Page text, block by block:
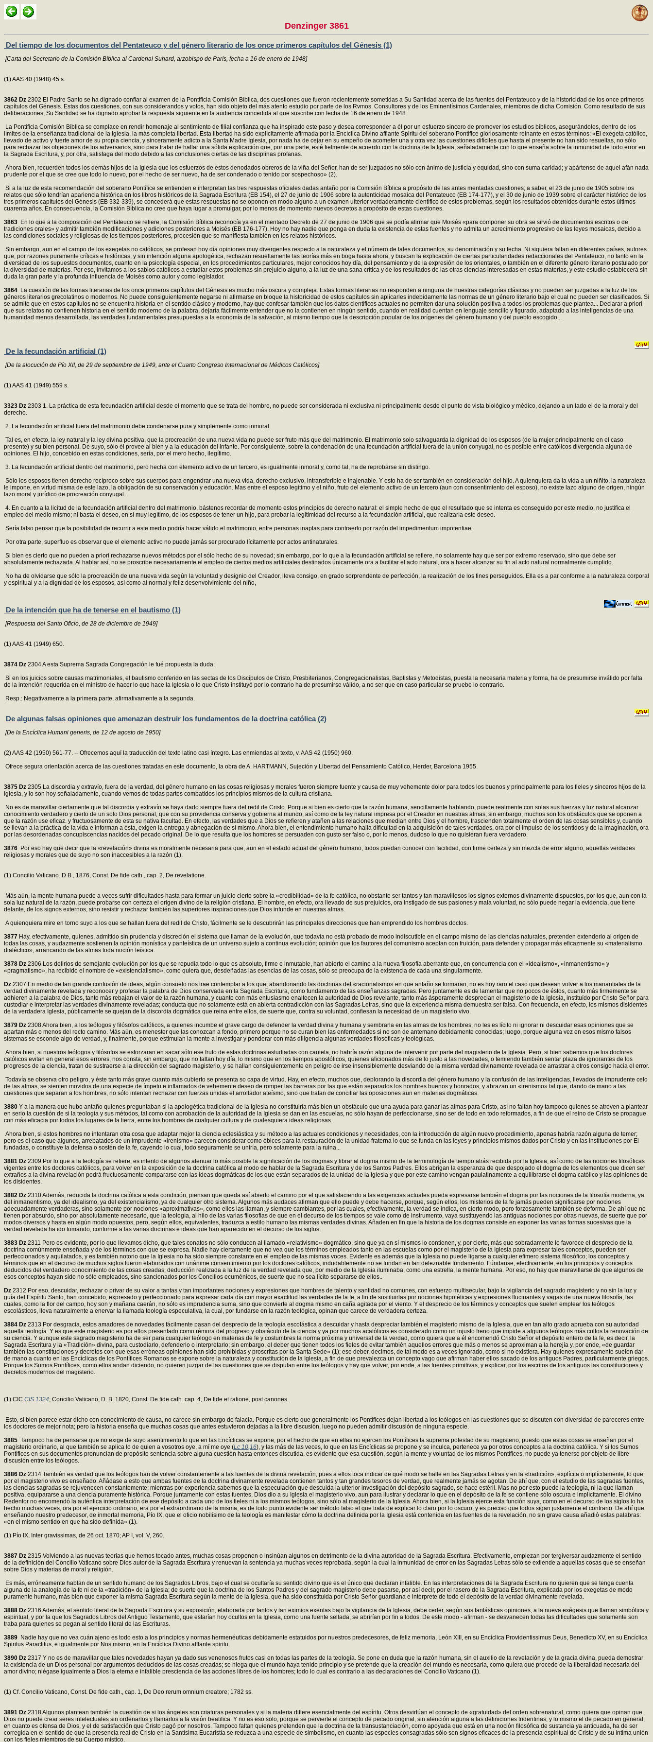
Denzinger 3861
Del tiempo de los documentos del Pentateuco y del género literario de los once primeros capítulos del Génesis (1)
[Carta del Secretario de la Comisión Bíblica al Cardenal Suhard, arzobispo de París, fecha a 16 de enero de 1948]
(1) AAS 40 (1948) 45 s.
3862 Dz 2302 El Padre Santo se ha dignado confiar al examen de la Pontificia Comisión Bíblica, dos cuestiones que fueron recientemente sometidas a Su Santidad acerca de las fuentes del Pentateuco y de la historicidad de los once primeros
capítulos del Génesis. Estas dos cuestiones, con sus considerandos y votos, han sido objeto del más atento estudio por parte de los Rvmos. Consultores y de los Eminentísimos Cardenales, miembros de dicha Comisión. Como resultado de sus
deliberaciones, Su Santidad se ha dignado aprobar la respuesta siguiente en la audiencia concedida al que suscribe con fecha de 16 de enero de 1948.
La Pontificia Comisión Bíblica se complace en rendir homenaje al sentimiento de filial confianza que ha inspirado este paso y desea corresponder a él por un esfuerzo sincero de promover los estudios bíblicos, asegurándoles, dentro de los
límites de la enseñanza tradicional de la Iglesia, la más completa libertad. Esta libertad ha sido explícitamente afirmada por la Encíclica Divino afflante Spiritu del soberano Pontífice gloriosamente reinante en estos términos: «El exegeta católico,
llevado de activo y fuerte amor de su propia ciencia, y sinceramente adicto a la Santa Madre Iglesia, por nada ha de cejar en su empeño de acometer una y otra vez las cuestiones difíciles que hasta el presente no han sido resueltas, no sólo
para rechazar las objeciones de los adversarios, sino para tratar de hallar una sólida explicación que, por una parte, esté fielmente de acuerdo con la doctrina de la Iglesia, señaladamente con lo que enseña sobre la inmunidad de todo error en
la Sagrada Escritura, y, por otra, satisfaga del modo debido a las conclusiones ciertas de las disciplinas profanas.
Ahora bien, recuerden todos los demás hijos de la Iglesia que los esfuerzos de estos denodados obreros de la viña del Señor, han de ser juzgados no sólo con ánimo de justicia y equidad, sino con suma caridad; y apártense de aquel afán nada
prudente por el que se cree que todo lo nuevo, por el hecho de ser nuevo, ha de ser condenado o tenido por sospechoso» (2).
Si a la luz de esta recomendación del soberano Pontífice se entienden e interpretan las tres respuestas oficiales dadas antaño por la Comisión Bíblica a propósito de las antes mentadas cuestiones; a saber, el 23 de junio de 1905 sobre los
relatos que sólo tendrían apariencia histórica en los libros históricos de la Sagrada Escritura (EB 154), el 27 de junio de 1906 sobre la autenticidad mosaica del Pentateuco (EB 174-177), y el 30 de junio de 1939 sobre el carácter histórico de los
tres primeros capítulos del Génesis (EB 332-339), se concederá que estas respuestas no se oponen en modo alguno a un examen ulterior verdaderamente científico de estos problemas, según los resultados obtenidos durante estos últimos
cuarenta años. En consecuencia, la Comisión Bíblica no cree que haya lugar a promulgar, por lo menos de momento nuevos decretos a propósito de estas cuestiones.
3863 En lo que a la composición del Pentateuco se refiere, la Comisión Bíblica reconocía ya en el mentado Decreto de 27 de junio de 1906 que se podía afirmar que Moisés «para componer su obra se sirvió de documentos escritos o de
tradiciones orales» y admitir también modificaciones y adiciones posteriores a Moisés (EB 176-177). Hoy no hay nadie que ponga en duda la existencia de estas fuentes y no admita un acrecimiento progresivo de las leyes mosaicas, debido a
las condiciones sociales y religiosas de los tiempos posteriores, procesión que se manifiesta también en los relatos históricos.
Sin embargo, aun en el campo de los exegetas no católicos, se profesan hoy día opiniones muy divergentes respecto a la naturaleza y el número de tales documentos, su denominación y su fecha. Ni siquiera faltan en diferentes países, autores
que, por razones puramente críticas e históricas, y sin intención alguna apologética, rechazan resueltamente las teorías más en boga hasta ahora, y buscan la explicación de ciertas particularidades redaccionales del Pentateuco, no tanto en la
diversidad de los supuestos documentos, cuanto en la psicología especial, en los procedimientos particulares, mejor conocidos hoy día, del pensamiento y de la expresión de los orientales, o también en el diferente género literario postulado por
la diversidad de materias. Por eso, invitamos a los sabios católicos a estudiar estos problemas sin prejuicio alguno, a la luz de una sana crítica y de los resultados de las otras ciencias interesadas en estas materias, y este estudio establecerá sin
duda la gran parte y la profunda influencia de Moisés como autor y como legislador.
3864 La cuestión de las formas literarias de los once primeros capítulos del Génesis es mucho más oscura y compleja. Estas formas literarias no responden a ninguna de nuestras categorías clásicas y no pueden ser juzgadas a la luz de los
géneros literarios grecolatinos o modernos. No puede consiguientemente negarse ni afirmarse en bloque la historicidad de estos capítulos sin aplicarles indebidamente las normas de un género literario bajo el cual no pueden ser clasificados. Si
se admite que en estos capítulos no se encuentra historia en el sentido clásico y moderno, hay que confesar también que los datos científicos actuales no permiten dar una solución positiva a todos los problemas que plantea... Declarar a priori
que sus relatos no contienen historia en el sentido moderno de la palabra, dejaría fácilmente entender que no la contienen en ningún sentido, cuando en realidad cuentan en lenguaje sencillo y figurado, adaptado a las inteligencias de una
humanidad menos desarrollada, las verdades fundamentales presupuestas a la economía de la salvación, al mismo tiempo que la descripción popular de los orígenes del género humano y del pueblo escogido...
De la fecundación artificial (1)
[De la alocución de Pío XII, de 29 de septiembre de 1949, ante el Cuarto Congreso Internacional de Médicos Católicos]
(1) AAS 41 (1949) 559 s.
3323 Dz 2303 1. La práctica de esta fecundación artificial desde el momento que se trata del hombre, no puede ser considerada ni exclusiva ni principalmente desde el punto de vista biológico y médico, dejando a un lado el de la moral y del
derecho.
2. La fecundación artificial fuera del matrimonio debe condenarse pura y simplemente como inmoral.
Tal es, en efecto, la ley natural y la ley divina positiva, que la procreación de una nueva vida no puede ser fruto más que del matrimonio. El matrimonio solo salvaguarda la dignidad de los esposos (de la mujer principalmente en el caso
presente) y su bien personal. De suyo, sólo él provee al bien y a la educación del infante. Por consiguiente, sobre la condenación de una fecundación artificial fuera de la unión conyugal, no es posible entre católicos divergencia alguna de
opiniones. El hijo, concebido en estas condiciones, sería, por el mero hecho, ilegítimo.
3. La fecundación artificial dentro del matrimonio, pero hecha con elemento activo de un tercero, es igualmente inmoral y, como tal, ha de reprobarse sin distingo.
Sólo los esposos tienen derecho recíproco sobre sus cuerpos para engendrar una nueva vida, derecho exclusivo, intransferible e inajenable. Y esto ha de ser también en consideración del hijo. A quienquiera da la vida a un niñito, la naturaleza
le impone, en virtud misma de este lazo, la obligación de su conservación y educación. Mas entre el esposo legítimo y el niño, fruto del elemento activo de un tercero (aun con consentimiento del esposo), no existe lazo alguno de origen, ningún
lazo moral y jurídico de procreación conyugal.
4. En cuanto a la licitud de la fecundación artificial dentro del matrimonio, bástenos recordar de momento estos principios de derecho natural: el simple hecho de que el resultado que se intenta es conseguido por este medio, no justifica el
empleo del medio mismo; ni basta el deseo, en sí muy legítimo, de los esposos de tener un hijo, para probar la legitimidad del recurso a la fecundación artificial, que realizaría este deseo.
Sería falso pensar que la posibilidad de recurrir a este medio podría hacer válido el matrimonio, entre personas inaptas para contraerlo por razón del impedimentum impotentiae.
Por otra parte, superfluo es observar que el elemento activo no puede jamás ser procurado lícitamente por actos antinaturales.
Si bien es cierto que no pueden a priori rechazarse nuevos métodos por el sólo hecho de su novedad; sin embargo, por lo que a la fecundación artificial se refiere, no solamente hay que ser por extremo reservado, sino que debe ser
absolutamente rechazada. Al hablar así, no se proscribe necesariamente el empleo de ciertos medios artificiales destinados únicamente ora a facilitar el acto natural, ora a hacer alcanzar su fin al acto natural normalmente cumplido.
No ha de olvidarse que sólo la procreación de una nueva vida según la voluntad y designio del Creador, lleva consigo, en grado sorprendente de perfección, la realización de los fines perseguidos. Ella es a par conforme a la naturaleza corporal
y espiritual y a la dignidad de los esposos, así como al normal y feliz desenvolvimiento del niño,
De la intención que ha de tenerse en el bautismo (1)
[Respuesta del Santo Oficio, de 28 de diciembre de 1949]
(1) AAS 41 (1949) 650.
3874 Dz 2304 A esta Suprema Sagrada Congregación le fué propuesta la duda:
Si en los juicios sobre causas matrimoniales, el bautismo conferido en las sectas de los Discípulos de Cristo, Presbiterianos, Congregacionalistas, Baptistas y Metodistas, puesta la necesaria materia y forma, ha de presumirse inválido por falta
de la intención requerida en el ministro de hacer lo que hace la Iglesia o lo que Cristo instituyó por lo contrario ha de presumirse válido, a no ser que en caso particular se pruebe lo contrario.
Resp.: Negativamente a la primera parte, afirmativamente a la segunda.
De algunas falsas opiniones que amenazan destruir los fundamentos de la doctrina católica (2)
[De la Encíclica Humani generis, de 12 de agosto de 1950]
(2) AAS 42 (1950) 561-77. -- Ofrecemos aquí la traducción del texto latino casi íntegro. Las enmiendas al texto, v. AAS 42 (1950) 960.
Ofrece segura orientación acerca de las cuestiones tratadas en este documento, la obra de A. HARTMANN, Sujeción y Libertad del Pensamiento Católico, Herder, Barcelona 1955.
3875 Dz 2305 La discordia y extravío, fuera de la verdad, del género humano en las cosas religiosas y morales fueron siempre fuente y causa de muy vehemente dolor para todos los buenos y principalmente para los fieles y sinceros hijos de la
Iglesia, y lo son hoy señaladamente, cuando vemos de todas partes combatidos los principios mismos de la cultura cristiana.
No es de maravillar ciertamente que tal discordia y extravío se haya dado siempre fuera del redil de Cristo. Porque si bien es cierto que la razón humana, sencillamente hablando, puede realmente con solas sus fuerzas y luz natural alcanzar
conocimiento verdadero y cierto de un solo Dios personal, que con su providencia conserva y gobierna al mundo, así como de la ley natural impresa por el Creador en nuestras almas; sin embargo, muchos son los obstáculos que se oponen a
que la razón use eficaz. y fructuosamente de esta su nativa facultad. En efecto, las verdades que a Dios se refieren y atañen a las relaciones que median entre Dios y el hombre, trascienden totalmente el orden de las cosas sensibles y, cuando
se llevan a la práctica de la vida e informan a ésta, exigen la entrega y abnegación de sí mismo. Ahora bien, el entendimiento humano halla dificultad en la adquisición de tales verdades, ora por el impulso de los sentidos y de la imaginación, ora
por las desordenadas concupiscencias nacidos del pecado original. De lo que resulta que los hombres se persuaden con gusto ser falso o, por lo menos, dudoso lo que no quisieran fuera verdadero.
3876 Por eso hay que decir que la «revelación» divina es moralmente necesaria para que, aun en el estado actual del género humano, todos puedan conocer con facilidad, con firme certeza y sin mezcla de error alguno, aquellas verdades
religiosas y morales que de suyo no son inaccesibles a la razón (1).
(1) Concilio Vaticano. D B., 1876, Const. De fide cath., cap. 2, De revelatione.
Más aún, la mente humana puede a veces sufrir dificultades hasta para formar un juicio cierto sobre la «credibilidad» de la fe católica, no obstante ser tantos y tan maravillosos los signos externos divinamente dispuestos, por los que, aun con la
sola luz natural de la razón, puede probarse con certeza el origen divino de la religión cristiana. El hombre, en efecto, ora llevado de sus prejuicios, ora instigado de sus pasiones y mala voluntad, no sólo puede negar la evidencia, que tiene
delante, de los signos externos, sino resistir y rechazar también las superiores inspiraciones que Dios infunde en nuestras almas.
A quienquiera mire en torno suyo a los que se hallan fuera del redil de Cristo, fácilmente se le descubrirán las principales direcciones que han emprendido los hombres doctos.
3877 Hay, efectivamente, quienes, admitido sin prudencia y discreción el sistema que llaman de la evolución, que todavía no está probado de modo indiscutible en el campo mismo de las ciencias naturales, pretenden extenderlo al origen de
todas las cosas, y audazmente sostienen la opinión monística y panteística de un universo sujeto a continua evolución; opinión que los fautores del comunismo aceptan con fruición, para defender y propagar más eficazmente su «materialismo
dialéctico», arrancando de las almas toda noción teística.
3878 Dz 2306 Los delirios de semejante evolución por los que se repudia todo lo que es absoluto, firme e inmutable, han abierto el camino a la nueva filosofía aberrante que, en concurrencia con el «idealismo», «inmanentismo» y
«pragmatismo», ha recibido el nombre de «existencialismo», como quiera que, desdeñadas las esencias de las cosas, sólo se preocupa de la existencia de cada una singularmente.
Dz 2307 En medio de tan grande confusión de ideas, algún consuelo nos trae contemplar a los que, abandonando las doctrinas del «racionalismo» en que antaño se formaran, no es hoy raro el caso que desean volver a los manantiales de la
verdad divinamente revelada y reconocer y profesar la palabra de Dios conservada en la Sagrada Escritura, como fundamento de las enseñanzas sagradas. Pero juntamente es de lamentar que no pocos de éstos, cuanto más firmemente se
adhieren a la palabra de Dios, tanto más rebajan el valor de la razón humana, y cuanto con más entusiasmo enaltecen la autoridad de Dios revelante, tanto más ásperamente desprecian el magisterio de la Iglesia, instituído por Cristo Señor para
custodiar e interpretar las verdades divinamente reveladas; conducta que no solamente está en abierta contradicción con las Sagradas Letras, sino que la experiencia misma demuestra ser falsa. Con frecuencia, en efecto, los mismos disidentes
de la verdadera Iglesia, públicamente se quejan de la discordia dogmática que reina entre ellos, de suerte que, contra su voluntad, confiesan la necesidad de un magisterio vivo.
3879 Dz 2308 Ahora bien, a los teólogos y filósofos católicos, a quienes incumbe el grave cargo de defender la verdad divina y humana y sembrarla en las almas de los hombres, no les es lícito ni ignorar ni descuidar esas opiniones que se
apartan más o menos del recto camino. Más aún, es menester que las conozcan a fondo, primero porque no se curan bien las enfermedades si no son de antemano debidamente conocidas; luego, porque alguna vez en esos mismo falsos
sistemas se esconde algo de verdad, y, finalmente, porque estimulan la mente a investigar y ponderar con más diligencia algunas verdades filosóficas y teológicas.
Ahora bien, si nuestros teólogos y filósofos se esforzaran en sacar sólo ese fruto de estas doctrinas estudiadas con cautela, no habría razón alguna de intervenir por parte del magisterio de la Iglesia. Pero, si bien sabemos que los doctores
católicos evitan en general esos errores, nos consta, sin embargo, que no faltan hoy día, lo mismo que en los tiempos apostólicos, quienes aficionados más de lo justo a las novedades, o temiendo también sentar plaza de ignorantes de los
progresos de la ciencia, tratan de sustraerse a la dirección del sagrado magisterio, y se hallan consiguientemente en peligro de irse insensiblemente desviando de la misma verdad divinamente revelada de arrastrar a otros consigo hacia el error.
Todavía se observa otro peligro, y éste tanto más grave cuanto más cubierto se presenta so capa de virtud. Hay, en efecto, muchos que, deplorando la discordia del género humano y la confusión de las inteligencias, llevados de imprudente celo
de las almas, se sienten movidos de una especie de ímpetu e inflamados de vehemente deseo de romper las barreras por las que están separados los hombres buenos y honrados, y abrazan un «irenismo» tal que, dando de mano a las
cuestiones que separan a los hombres, no sólo intentan rechazar con fuerzas unidas el arrollador ateísmo, sino que tratan de conciliar las oposiciones aun en materias dogmáticas.
3880 Y a la manera que hubo antaño quienes preguntaban si la apologética tradicional de la Iglesia no constituiría más bien un obstáculo que una ayuda para ganar las almas para Cristo, así no faltan hoy tampoco quienes se atreven a plantear
en serio la cuestión de si la teología y sus métodos, tal como con aprobación de la autoridad de la Iglesia se dan en las escuelas, no sólo hayan de perfeccionarse, sino ser de todo en todo reformados, a fin de que el reino de Cristo se propague
con más eficacia por todos los lugares de la tierra, entre los hombres de cualquier cultura y de cualesquiera ideas religiosas.
Ahora bien, si estos hombres no intentaran otra cosa que adaptar mejor la ciencia eclesiástica y su método a las actuales condiciones y necesidades, con la introducción de algún nuevo procedimiento, apenas habría razón alguna de temer;
pero es el caso que algunos, arrebatados de un imprudente «irenismo» parecen considerar como óbices para la restauración de la unidad fraterna lo que se funda en las leyes y principios mismos dados por Cristo y en las instituciones por El
fundadas, o constituye la defensa o sostén de la fe, cayendo lo cual, todo seguramente se uniría, pero solamente para la ruina...
3881 Dz 2309 Por lo que a la teología se refiere, es intento de algunos atenuar lo más posible la significación de los dogmas y librar al dogma mismo de la terminología de tiempo atrás recibida por la Iglesia, así como de las nociones filosóficas
vigentes entre los doctores católicos, para volver en la exposición de la doctrina católica al modo de hablar de la Sagrada Escritura y de los Santos Padres. Ellos abrigan la esperanza de que despojado el dogma de los elementos que dicen ser
extraños a la divina revelación podrá fructuosamente compararse con las ideas dogmáticas de los que están separados de la unidad de la Iglesia y que por este camino vengan paulatinamente a equilibrarse el dogma católico y las opiniones de
los disidentes.
3882 Dz 2310 Además, reducida la doctrina católica a esta condición, piensan que queda así abierto el camino por el que satisfaciendo a las exigencias actuales pueda expresarse también el dogma por las nociones de la filosofía moderna, ya
del inmanentismo, ya del idealismo, ya del existencialismo, ya de cualquier otro sistema. Algunos más audaces afirman que ello puede y debe hacerse, porque, según ellos, los misterios de la fe jamás pueden significarse por nociones
adecuadamente verdaderas, sino solamente por nociones «aproximativas», como ellos las llaman, y siempre cambiantes, por las cuales, efectivamente, la verdad se indica, en cierto modo, pero forzosamente también se deforma. De ahí que no
tienen por absurdo, sino por absolutamente necesario, que la teología, al hilo de las varias filosofías de que en el decurso de los tiempos se vale como de instrumento, vaya sustituyendo las antiguas nociones por otras nuevas, de suerte que por
modos diversos y hasta en algún modo opuestos, pero, según ellos, equivalentes, traduzca a estilo humano las mismas verdades divinas. Añaden en fin que la historia de los dogmas consiste en exponer las varias formas sucesivas que la
verdad revelada ha ido tomando, conforme a las varias doctrinas e ideas que han aparecido en el decurso de los siglos.
3883 Dz 2311 Pero es evidente, por lo que llevamos dicho, que tales conatos no sólo conducen al llamado «relativismo» dogmático, sino que ya en sí mismos lo contienen, y, por cierto, más que sobradamente lo favorece el desprecio de la
doctrina comúnmente enseñada y de los términos con que se expresa. Nadie hay ciertamente que no vea que los términos empleados tanto en las escuelas como por el magisterio de la Iglesia para expresar tales conceptos, pueden ser
perfeccionados y aquilatados, y es también notorio que la Iglesia no ha sido siempre constante en el empleo de las mismas voces. Evidente es además que la Iglesia no puede ligarse a cualquier efimero sistema filosófico; los conceptos y
términos que en el decurso de muchos siglos fueron elaborados con unánime consentimiento por los doctores católicos, indudablemente no se fundan en tan deleznable fundamento. Fúndanse, efectivamente, en los principios y conceptos
deducidos del verdadero conocimiento de las cosas creadas, deducción realizada a la luz de la verdad revelada que, por medio de la Iglesia iluminaba, como una estrella, la mente humana. Por eso, no hay que maravillarse de que algunos de
esos conceptos hayan sido no sólo empleados, sino sancionados por los Concilios ecuménicos, de suerte que no sea lícito separarse de ellos..
Dz 2312 Por eso, descuidar, rechazar o privar de su valor a tantas y tan importantes nociones y expresiones que hombres de talento y santidad no comunes, con esfuerzo multisecular, bajo la vigilancia del sagrado magisterio y no sin la luz y
guía del Espíritu Santo, han concebido, expresado y perfeccionado para expresar cada día con mayor exactitud las verdades de la fe, a fin de sustituirlas por nociones hipotéticas y expresiones fluctuantes y vagas de una nueva filosofía, las
cuales, como la flor del campo, hoy son y mañana caerán, no sólo es imprudencia suma, sino que convierte al dogma mismo en caña agitada por el viento. Y el desprecio de los términos y conceptos que suelen emplear los teólogos
escolásticos, lleva naturalmente a enervar la llamada teología especulativa, la cual, por fundarse en la razón teológica, opinan que carece de verdadera certeza.
3884 Dz 2313 Por desgracia, estos amadores de novedades fácilmente pasan del desprecio de la teología escolástica a descuidar y hasta despreciar también el magisterio mismo de la Iglesia, que en tan alto grado aprueba con su autoridad
aquella teología. Y es que este magisterio es por ellos presentado como rémora del progreso y obstáculo de la ciencia y ya por muchos acatólicos es considerado como un injusto freno que impide a algunos teólogos más cultos la renovación de
su ciencia. Y aunque este sagrado magisterio ha de ser para cualquier teólogo en materias de fe y costumbres la norma próxima y universal de la verdad, como quiera que a él encomendó Cristo Señor el depósito entero de la fe, es decir, la
Sagrada Escritura y la «Tradición» divina, para custodiarlo, defenderlo o interpretarlo; sin embargo, el deber que tienen todos los fieles de evitar también aquellos errores que más o menos se aproximan a la herejía y, por ende, «de guardar
también las constituciones y decretos con que esas erróneas opiniones han sido prohibidas y proscritas por la Santa Sede» (1); ese deber, decimos, de tal modo es a veces ignorado, como si no existiera. Hay quienes expresamente suelen dar
de mano a cuanto en las Encíclicas de los Pontífices Romanos se expone sobre la naturaleza y constitución de la Iglesia, a fin de que prevalezca un concepto vago que afirman haber ellos sacado de los antiguos Padres, particularmente griegos.
Porque los Sumos Pontífices, como ellos andan diciendo, no quieren juzgar de las cuestiones que se disputan entre los teólogos y hay que volver, por ende, a las fuentes primitivas, y explicar, por los escritos de los antiguos las constituciones y
decretos modernos del magisterio.
(1) CIC CIS 1324; Concilio Vaticano, D. B. 1820, Const. De fide cath. cap. 4, De fide et ratione, post canones.
Esto, si bien parece estar dicho con conocimiento de causa, no carece sin embargo de falacia. Porque es cierto que generalmente los Pontífices dejan libertad a los teólogos en las cuestiones que se discuten con diversidad de pareceres entre
los doctores de mejor nota; pero la historia enseña que muchas cosas que antes estuvieron dejadas a la libre discusión, luego no pueden admitir discusión de ninguna especie.
3885 Tampoco ha de pensarse que no exige de suyo asentimiento lo que en las Encíclicas se expone, por el hecho de que en ellas no ejercen los Pontífices la suprema potestad de su magisterio; puesto que estas cosas se enseñan por el
magisterio ordinario, al que también se aplica lo de quien a vosotros oye, a mí me oye (Lc 10,16), y las más de las veces, lo que en las Encíclicas se propone y se inculca, pertenece ya por otros conceptos a la doctrina católica. Y si los Sumos
Pontífices en sus documentos pronuncian de propósito sentencia sobre alguna cuestión hasta entonces discutida, es evidente que esa cuestión, según la mente y voluntad de los mismos Pontífices, no puede ya tenerse por objeto de libre
discusión entre los teólogos.
3886 Dz 2314 También es verdad que los teólogos han de volver constantemente a las fuentes de la divina revelación, pues a ellos toca indicar de qué modo se halle en las Sagradas Letras y en la «tradición», explícita o implícitamente, lo que
por el magisterio vivo es enseñado. Añádase a esto que ambas fuentes de la doctrina divinamente revelada contienen tantos y tan grandes tesoros de verdad, que realmente jamás se agotan. De ahí que, con el estudio de las sagradas fuentes,
las ciencias sagradas se rejuvenecen constantemente; mientras por experiencia sabemos que la especulación que descuida la ulterior investigación del depósito sagrado, se hace estéril. Mas no por esto puede la teología, ni la que llaman
positiva, equipararse a una ciencia puramente histórica. Porque juntamente con estas fuentes, Dios dio a su Iglesia el magisterio vivo, aun para ilustrar y declarar lo que en el depósito de la fe se contiene sólo oscura e implícitamente. El divino
Redentor no encomendó la auténtica interpretación de ese depósito a cada uno de los fieles ni a los mismos teólogos, sino sólo al magisterio de la Iglesia. Ahora bien, si la Iglesia ejerce esta función suya, como en el decurso de los siglos lo ha
hecho muchas veces, ora por el ejercicio ordinario, era por el extraordinario de la misma, es de todo punto evidente ser método falso el que trata de explicar lo claro por lo oscuro, y es preciso que todos sigan justamente el contrario. De ahí que
enseñando nuestro predecesor, de inmortal memoria, Pío IX, que el oficio nobilísimo de la teología es manifestar cómo la doctrina definida por la Iglesia está contenida en las fuentes de la revelación, no sin grave causa añadió estas palabras:
«en el mismo sentido en que ha sido definida» (1).
(1) Pío IX, Inter gravissimas, de 26 oct. 1870; AP I, vol. V, 260.
3887 Dz 2315 Volviendo a las nuevas teorías que hemos tocado antes, muchas cosas proponen o insinúan algunos en detrimento de la divina autoridad de la Sagrada Escritura. Efectivamente, empiezan por tergiversar audazmente el sentido
de la definición del Concilio Vaticano sobre Dios autor de la Sagrada Escritura y renuevan la sentencia ya muchas veces reprobada, según la cual la inmunidad de error en las Sagradas Letras sólo se extiende a aquellas cosas que se enseñan
sobre Dios y materias de moral y religión.
Es más, erróneamente hablan de un sentido humano de los Sagrados Libros, bajo el cual se ocultaría su sentido divino que es el único que declaran infalible. En las interpretaciones de la Sagrada Escritura no quieren que se tenga cuenta
alguna de la analogía de la fe ni de la «tradición» de la Iglesia; de suerte que la doctrina de los Santos Padres y del sagrado magisterio debe pasarse, por así decir, por el rasero de la Sagrada Escritura, explicada por los exegetas de modo
puramente humano, más bien que exponer la misma Sagrada Escritura según la mente de la Iglesia, que ha sido constituída por Cristo Señor guardiana e intérprete de todo el depósito de la verdad divinamente revelada.
3888 Dz 2316 Además, el sentido literal de la Sagrada Escritura y su exposición, elaborada por tantos y tan eximios exentas bajo la vigilancia de la Iglesia, debe ceder, según sus fantásticas opiniones, a la nueva exégesis que llaman simbólica y
espiritual, y por la que los Sagrados Libros del Antiguo Testamento, que estarían hoy ocultos en la Iglesia, corno una fuente sellada, se abrirían por fin a todos. De este modo - afirman - se desvanecen todas las dificultades que solamente son
traba para quienes se pegan al sentido literal de las Escrituras.
3889 Nadie hay que no vea cuán ajeno es todo esto a los principios y normas hermenéuticas debidamente estatuidos por nuestros predecesores, de feliz memoria, León XIII, en su Encíclica Providentissimus Deus, Benedicto XV, en su Encíclica
Spiritus Paraclitus, e igualmente por Nos mismo, en la Encíclica Divino afflante spiritu.
3890 Dz 2317 Y no es de maravillar que tales novedades hayan ya dado sus venenosos frutos casi en todas las partes de la teología. Se pone en duda que la razón humana, sin el auxilio de la revelación y de la gracia divina, pueda demostrar
la existencia de un Dios personal por argumentos deducidos de las cosas creadas; se niega que el mundo haya tenido principio y se pretende que la creación del mundo es necesaria, como quiera que procede de la liberalidad necesaria del
amor divino; niégase igualmente a Dios la eterna e infalible presciencia de las acciones libres de los hombres; todo lo cual es contrario a las declaraciones del Concilio Vaticano (1).
(1) Cf. Concilio Vaticano, Const. De fide cath., cap. 1, De Deo rerum omnium creatore; 1782 ss.
3891 Dz 2318 Algunos plantean también la cuestión de si los ángeles son criaturas personales y si la materia difiere esencialmente del espíritu. Otros desvirtúan el concepto de «gratuidad» del orden sobrenatural, como quiera que opinan que
Dios no puede crear seres intelectuales sin ordenarlos y llamarlos a la visión beatifica. Y no es eso solo, porque se pervierte el concepto de pecado original, sin atención alguna a las definiciones tridentinas, y lo mismo el de pecado en general,
en cuanto es ofensa de Dios, y el de satisfacción que Cristo pagó por nosotros. Tampoco faltan quienes pretenden que la doctrina de la transustanciación, como apoyada que está en una noción filosófica de sustancia ya anticuada, ha de ser
corregida en el sentido de que la presencia real de Cristo en la Santísima Eucaristía se reduzca a una especie de simbolismo, en cuanto las especies consagradas sólo son signos eficaces de la presencia espiritual de Cristo y de su íntima unión
con los fieles miembros de su Cuerpo místico.